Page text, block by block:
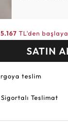
TL'den
teslim
Teslimat